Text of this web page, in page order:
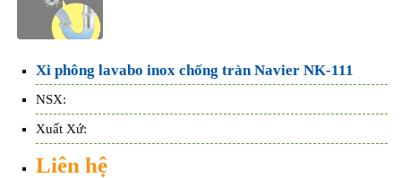
Xi phông lavabo inox chống tràn Navier NK-111
NSX:
Xuất Xứ:
Liên hệ